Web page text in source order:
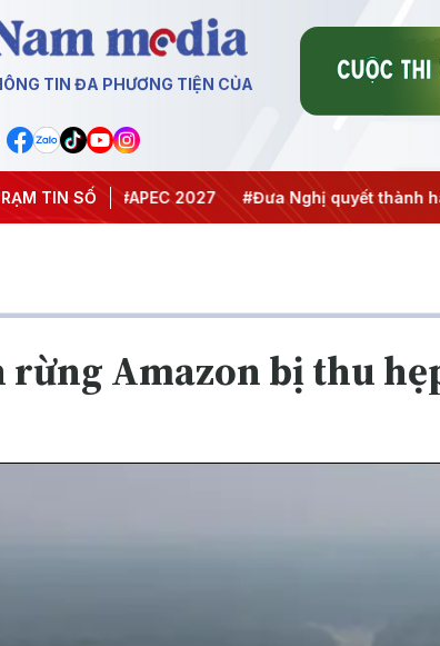
TIN ĐA PHƯƠNG TIỆN CỦA
TIN SỐ
3 #APEC 2027 #Đưa Nghị quyết thành hành động
rừng Amazon bị thu